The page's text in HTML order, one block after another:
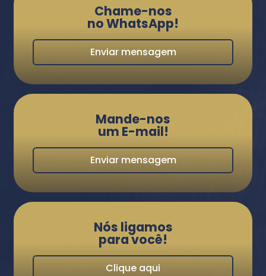
Chame-nos
no WhatsApp!
Enviar mensagem
Mande-nos
um E-mail!
Enviar mensagem
Nós ligamos
para você!
Clique aqui